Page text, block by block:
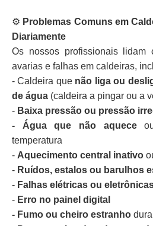
⚙️ Problemas Comuns em
Diariamente
Os nossos profissionais
avarias e falhas em caldeiras,
- Caldeira que não liga ou
de água (caldeira a pingar ou a
- Baixa pressão ou pressão
- Água que não aqueceou
temperatura
- Aquecimento central inativo
- Ruídos, estalos ou barulhos
- Falhas elétricas ou
- Erro no painel digital
- Fumo ou cheiro estranho